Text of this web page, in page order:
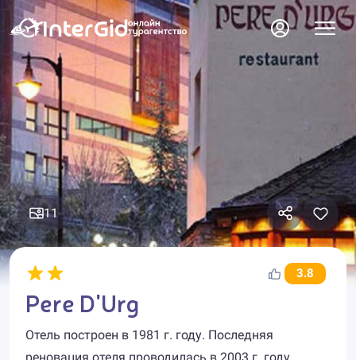
11
3.8
Pere D'Urg
Отель построен в 1981 г. году. Последняя